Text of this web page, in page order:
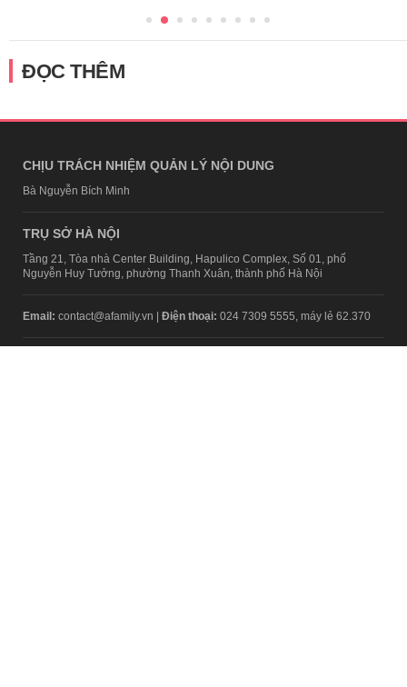
ĐỌC THÊM
CHỊU TRÁCH NHIỆM QUẢN LÝ NỘI DUNG
Bà Nguyễn Bích Minh
TRỤ SỞ HÀ NỘI
Tầng 21, Tòa nhà Center Building, Hapulico Complex, Số 01, phố
Nguyễn Huy Tưởng, phường Thanh Xuân, thành phố Hà Nội
Email: contact@afamily.vn | Điện thoại: 024 7309 5555, máy lẻ 62.370